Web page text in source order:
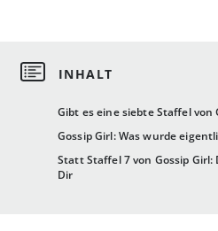
Gibt es eine siebte Staffel von
Gossip Girl: Was wurde
Statt Staffel 7 von Gossip
Dir